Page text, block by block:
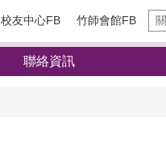
校友中心FB 竹師會館FB
聯絡資訊